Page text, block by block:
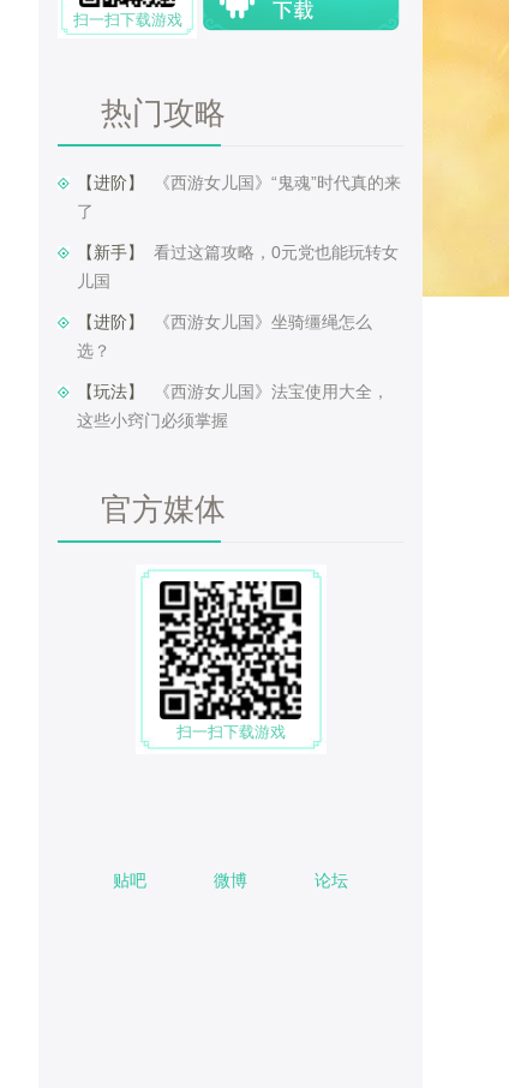
扫一扫下载游戏
热门攻略
【进阶】 ​
《西游女儿国》“鬼魂”时代真的来
了
【新手】 ​ 看过这篇攻略，0元党也能玩转女
儿国
【进阶】 ​
《西游女儿国》坐骑缰绳怎么
选？
【玩法】 ​
《西游女儿国》法宝使用大全，
这些小窍门必须掌握
官方媒体
扫一扫下载游戏
贴吧 微博 论坛